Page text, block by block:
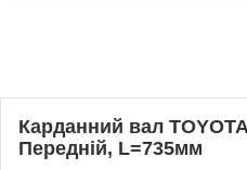
Карданний вал
Передній, L=735мм